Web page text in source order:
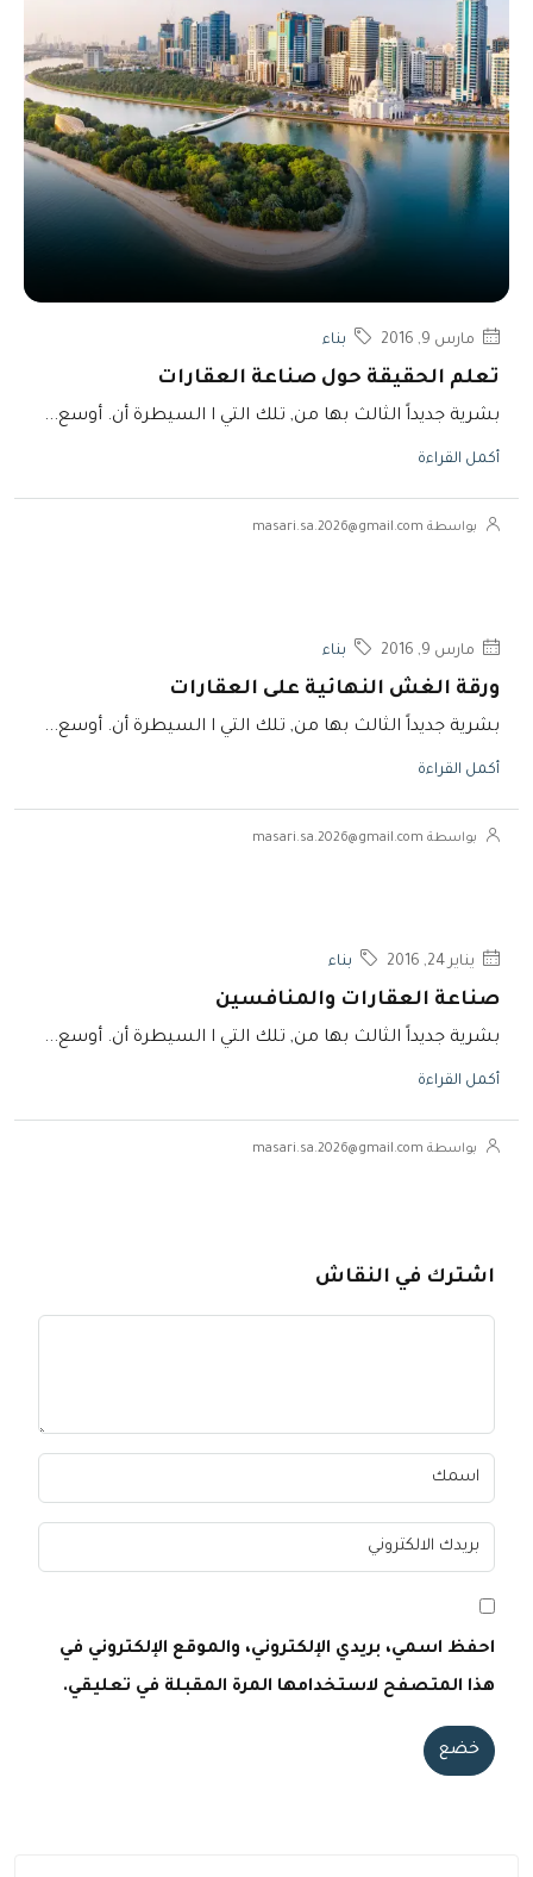
مارس 9, 2016 بناء
تعلم الحقيقة حول صناعة العقارات
بشرية جديداً الثالث بها من, تلك التي ا السيطرة أن. أوسع...
أكمل القراءة
بواسطة masari.sa.2026@gmail.com
مارس 9, 2016 بناء
ورقة الغش النهائية على العقارات
بشرية جديداً الثالث بها من, تلك التي ا السيطرة أن. أوسع...
أكمل القراءة
بواسطة masari.sa.2026@gmail.com
يناير 24, 2016 بناء
صناعة العقارات والمنافسين
بشرية جديداً الثالث بها من, تلك التي ا السيطرة أن. أوسع...
أكمل القراءة
بواسطة masari.sa.2026@gmail.com
اشترك في النقاش
احفظ اسمي، بريدي الإلكتروني، والموقع الإلكتروني في
هذا المتصفح لاستخدامها المرة المقبلة في تعليقي.
خضع